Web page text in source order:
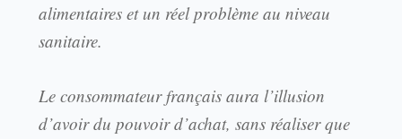
alimentaires et un réel problème au niveau
sanitaire.
Le consommateur français aura l’illusion
d’avoir du pouvoir d’achat, sans réaliser que